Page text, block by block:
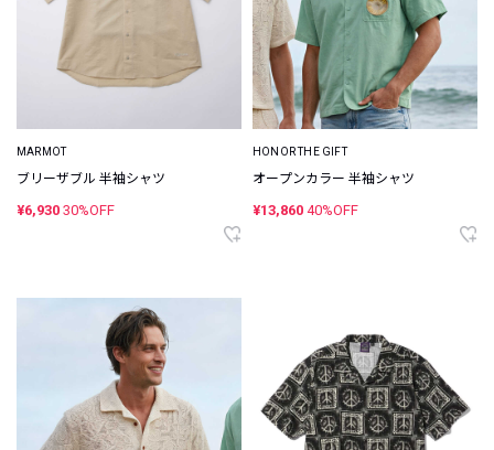
MARMOT
ブリーザブル 半袖シャツ
¥6,930 30%OFF
HONOR THE GIFT
オープンカラー 半袖シャツ
¥13,860 40%OFF